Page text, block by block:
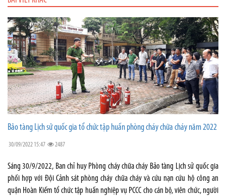
Bảo tàng Lịch sử quốc gia tổ chức tập huấn phòng cháy chữa cháy năm 2022
30/09/2022 15:47 2487
Sáng 30/9/2022, Ban chỉ huy Phòng cháy chữa cháy Bảo tàng Lịch sử quốc gia
phối hợp với Đội Cảnh sát phòng cháy chữa cháy và cứu nạn cứu hộ công an
quận Hoàn Kiếm tổ chức tập huấn nghiệp vụ PCCC cho cán bộ, viên chức, người